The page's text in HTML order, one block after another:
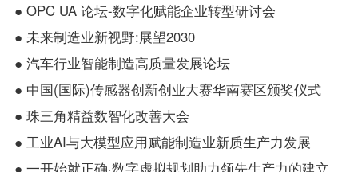
● OPC UA 论坛-数字化赋能企业转型研讨会
● 未来制造业新视野:展望2030
● 汽车行业智能制造高质量发展论坛
● 中国(国际)传感器创新创业大赛华南赛区颁奖仪式
● 珠三角精益数智化改善大会
● 工业AI与大模型应用赋能制造业新质生产力发展
● 一开始就正确·数字虚拟规划助力领先生产力的建立